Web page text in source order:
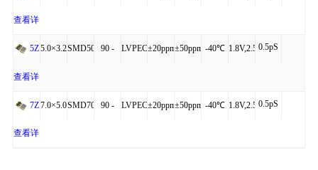
+85℃
查看详
细5Z5.0×3.2×1.25SMD5032-90 - LVPECL,LVDS
±20ppm±50ppm -40℃
+85℃
1.8V,2.5V,3.3V
0.5pS
查看详
细7Z7.0×5.0×1.45SMD7050-90 - LVPECL,LVDS
±20ppm±50ppm -40℃ 1.8V,2.5V,3.3V
0.5pS
查看详